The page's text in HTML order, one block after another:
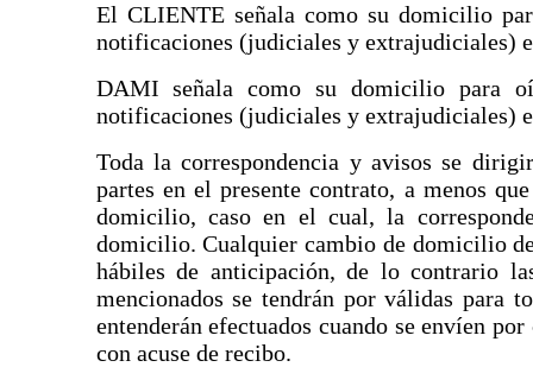
El CLIENTE señala como su domicilio
notificaciones (judiciales y extrajudiciales)
DAMI señala como su domicilio para
notificaciones (judiciales y extrajudiciales)
Toda la correspondencia y avisos se
partes en el presente contrato, a menos
domicilio, caso en el cual, la
domicilio. Cualquier cambio de domicilio
hábiles de anticipación, de lo contrario
mencionados se tendrán por válidas para
entenderán efectuados cuando se envíen
con acuse de recibo.